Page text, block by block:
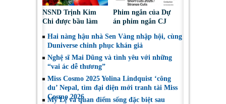
NSND Trịnh Kim
Chi được bầu làm
Nghệ sĩ Sân khấu
Việt Nam
Phim ngắn của Dự
án phim ngắn CJ
tại LHP quốc tế
Toronto 2026
Hai nàng hậu nhà Sen Vàng nhập hội, cùng
Duniverse chinh phục khán giả
Nghệ sĩ Mai Dũng và tình yêu với những
“vai ác dễ thương”
Miss Cosmo 2025 Yolina Lindquist ‘công
du’ Nepal, tìm đại diện mới tranh tài Miss
Cosmo 2026
Mỹ Lệ và quan điểm sống đặc biệt sau